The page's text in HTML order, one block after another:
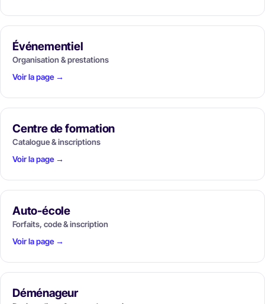
Événementiel
Organisation & prestations
Voir la page →
Centre de formation
Catalogue & inscriptions
Voir la page →
Auto-école
Forfaits, code & inscription
Voir la page →
Déménageur